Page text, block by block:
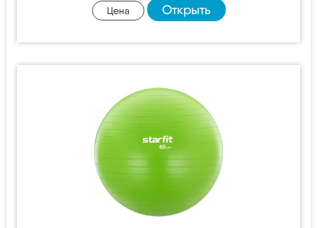
Цена Открыть